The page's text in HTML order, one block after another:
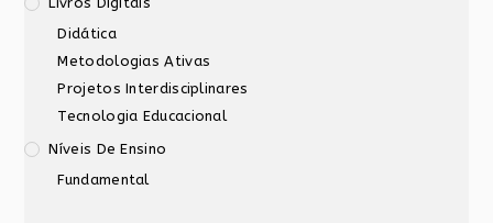
Didática
Metodologias Ativas
Projetos Interdisciplinares
Tecnologia Educacional
Níveis De Ensino
Fundamental